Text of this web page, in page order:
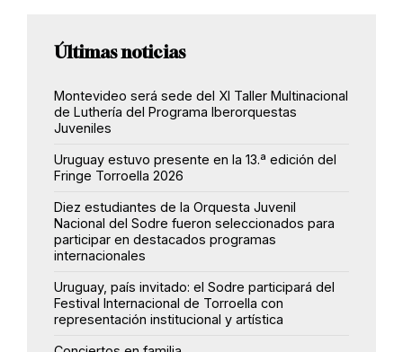
Últimas noticias
Montevideo será sede del XI Taller Multinacional
de Luthería del Programa Iberorquestas
Juveniles
Uruguay estuvo presente en la 13.ª edición del
Fringe Torroella 2026
Diez estudiantes de la Orquesta Juvenil
Nacional del Sodre fueron seleccionados para
participar en destacados programas
internacionales
Uruguay, país invitado: el Sodre participará del
Festival Internacional de Torroella con
representación institucional y artística